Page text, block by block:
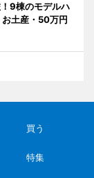
9棟のモデルハ
土産・50万円
買う
特集